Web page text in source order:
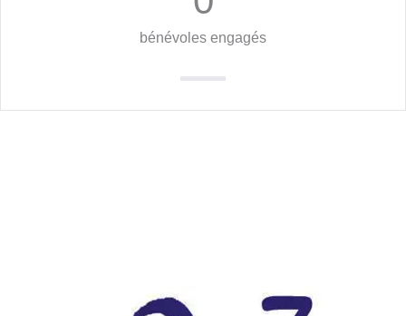
bénévoles engagés